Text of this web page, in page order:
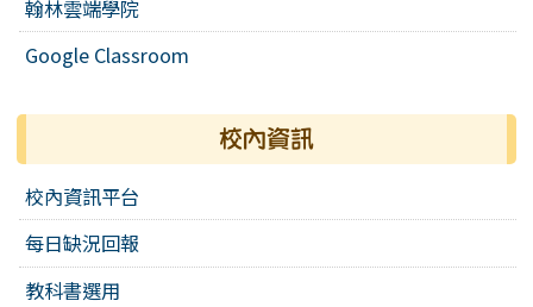
翰林雲端學院
Google Classroom
校內資訊
校內資訊平台
每日缺況回報
教科書選用